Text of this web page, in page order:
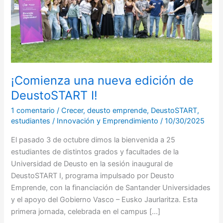
¡Comienza una nueva edición de
DeustoSTART I!
1 comentario /Crecer,deusto emprende, DeustoSTART,
estudiantes / Innovación y Emprendimiento/10/30/2025
El pasado 3 de octubre dimos la bienvenida a 25
estudiantes de distintos grados y facultades de la
Universidad de Deusto en la sesión inaugural de
DeustoSTART I, programa impulsado por Deusto
Emprende, con la financiación de Santander Universidades
y el apoyo del Gobierno Vasco – Eusko Jaurlaritza. Esta
primera jornada, celebrada en el campus […]
DeustoSTART
I!